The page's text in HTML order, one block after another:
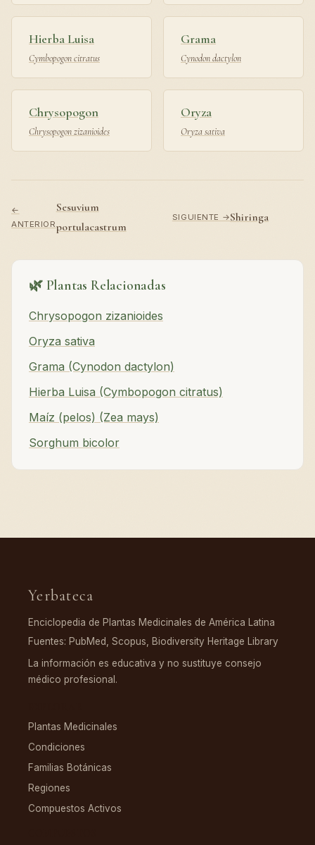
Hierba Luisa
Cymbopogon citratus
Grama
Cynodon dactylon
Chrysopogon
Chrysopogon zizanioides
Oryza
Oryza sativa
←
ANTERIOR
Sesuvium
portulacastrum
SIGUIENTE →Shiringa
🌿 Plantas Relacionadas
Chrysopogon zizanioides
Oryza sativa
Grama (Cynodon dactylon)
Hierba Luisa (Cymbopogon citratus)
Maíz (pelos) (Zea mays)
Sorghum bicolor
Yerbateca
Enciclopedia de Plantas Medicinales de América Latina
Fuentes: PubMed, Scopus, Biodiversity Heritage Library
La información es educativa y no sustituye consejo
médico profesional.
Plantas Medicinales
Condiciones
Familias Botánicas
Regiones
Compuestos Activos